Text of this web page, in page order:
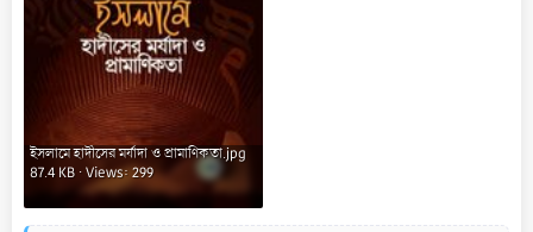
ইসলামে হাদীসের মর্যাদা ও প্রামাণিকতা.jpg
87.4 KB · Views: 299